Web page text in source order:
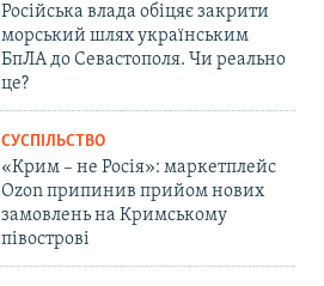
Російська влада обіцяє закрити
морський шлях українським
БпЛА до Севастополя. Чи реально
це?
СУСПІЛЬСТВО
«Крим – не Росія»: маркетплейс
Ozon припинив прийом нових
замовлень на Кримському
півострові